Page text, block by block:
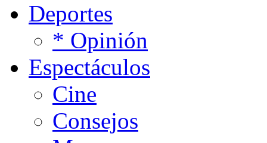
Deportes
* Opinión
Espectáculos
Cine
Consejos